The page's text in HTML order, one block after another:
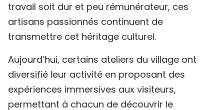
travail soit dur et peu rémunérateur, ces
artisans passionnés continuent de
transmettre cet héritage culturel.
Aujourd’hui, certains ateliers du village ont
diversifié leur activité en proposant des
expériences immersives aux visiteurs,
permettant à chacun de découvrir le